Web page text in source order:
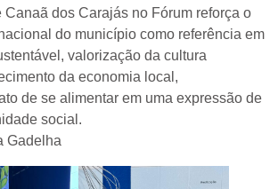
Canaã dos Carajás no Fórum reforça o
do município como referência em
valorização da cultura
da economia local,
de se alimentar em uma expressão de
social.
Gadelha